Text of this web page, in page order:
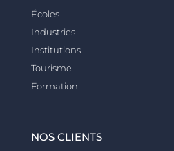
Écoles
Industries
Institutions
Tourisme
Formation
NOS CLIENTS